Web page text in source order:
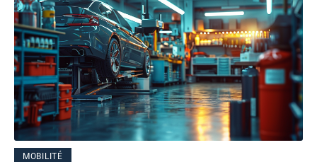
MOBILITÉ